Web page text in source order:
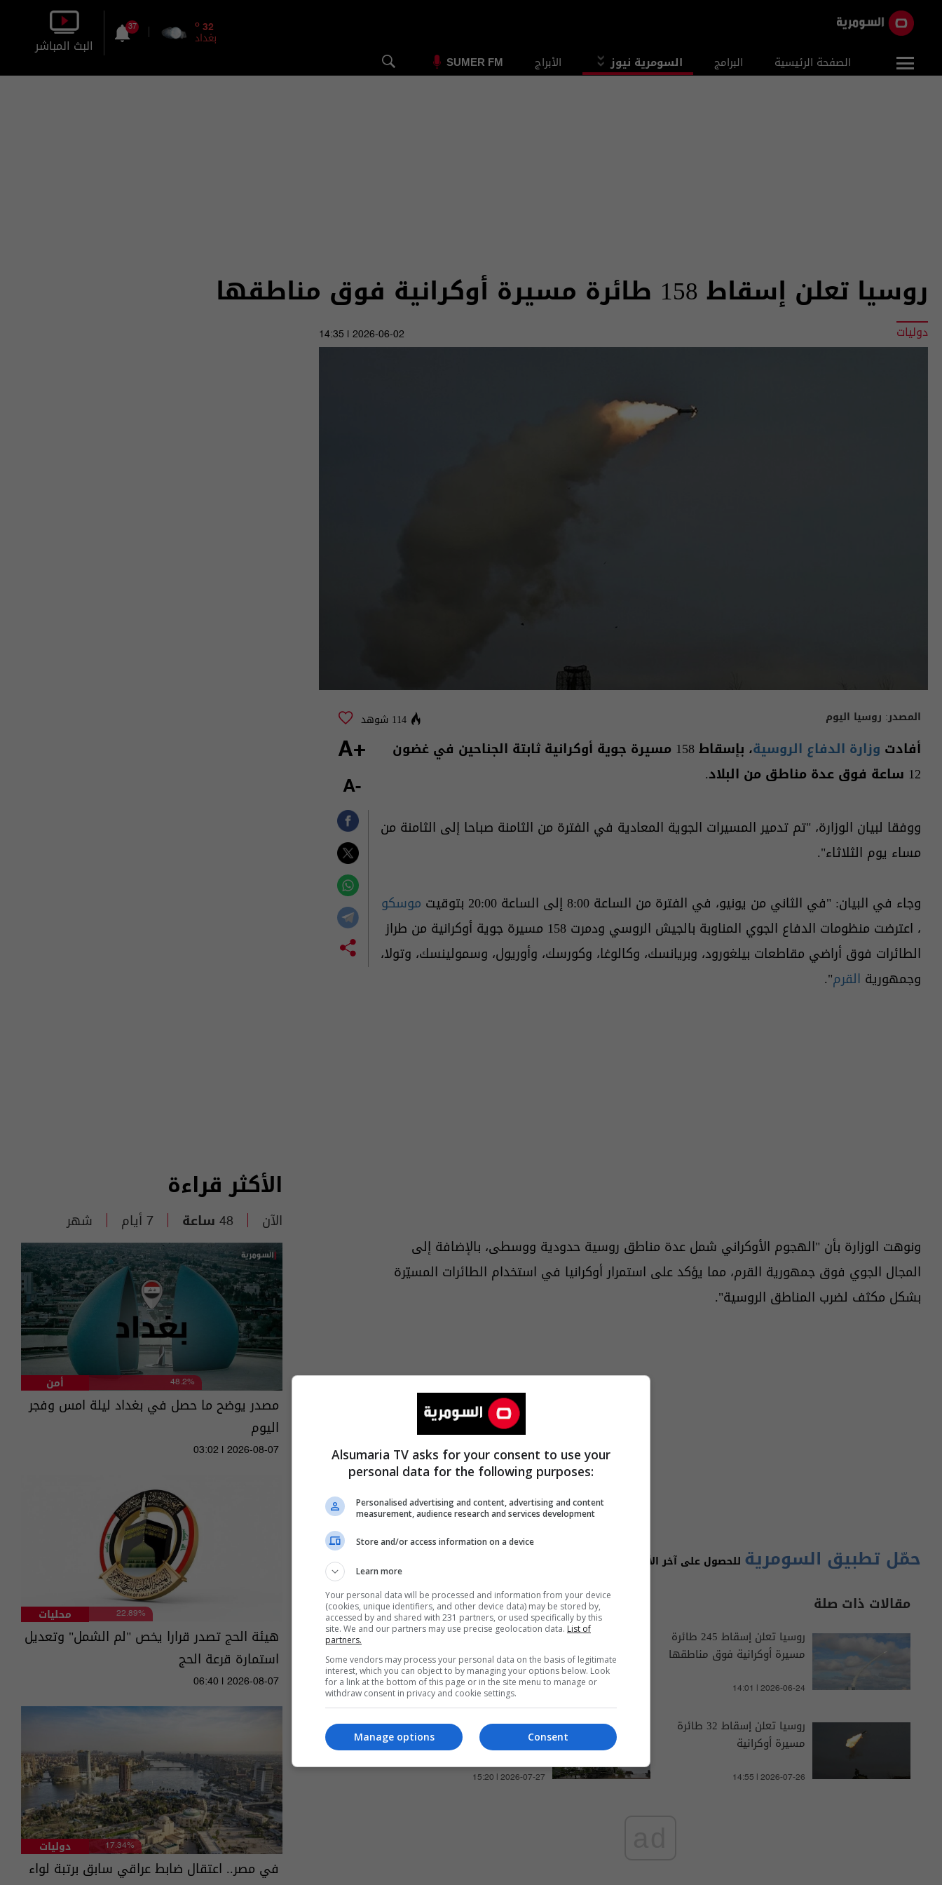
الصفحة الرئيسية البرامج السومرية نيوز الأبراج SUMER FM
32
o
بغداد
37
البث المباشر
روسيا تعلن إسقاط 158 طائرة مسيرة أوكرانية فوق مناطقها
دوليات 2026-06-02 | 14:35
المصدر: روسيا اليوم 114 شوهد
أفادت وزارة الدفاع الروسية
، بإسقاط 158 مسيرة جوية أوكرانية ثابتة الجناحين في غضون
12 ساعة فوق عدة مناطق من البلاد.
ووفقا لبيان الوزارة، "تم تدمير المسيرات الجوية المعادية في الفترة من الثامنة صباحا إلى الثامنة من
مساء يوم الثلاثاء".
وجاء في البيان: "في الثاني من يونيو، في الفترة من الساعة 8:00 إلى الساعة 20:00 بتوقيت
موسكو
، اعترضت منظومات الدفاع الجوي المناوبة بالجيش الروسي ودمرت 158 مسيرة جوية أوكرانية من طراز
الطائرات فوق أراضي مقاطعات بيلغورود، وبريانسك، وكالوغا، وكورسك، وأوريول، وسمولينسك، وتولا،
وجمهورية القرم".
ونوهت الوزارة بأن "الهجوم الأوكراني شمل عدة مناطق روسية حدودية ووسطى، بالإضافة إلى
المجال الجوي فوق جمهورية القرم، مما يؤكد على استمرار أوكرانيا في استخدام الطائرات المسيّرة
بشكل مكثف لضرب المناطق الروسية".
حمّل تطبيق السومرية للحصول على آخر الأخبار والتغطيات الخاصة
مقالات ذات صلة
روسيا تعلن إسقاط 245 طائرة
مسيرة أوكرانية فوق مناطقها
14:01 | 2026-06-24
روسيا تعلن تدمير 220 طائرة
مسيرة أوكرانية فوق مناطقها
14:28 | 2026-07-12
روسيا تعلن إسقاط 32 طائرة
مسيرة أوكرانية
14:55 | 2026-07-26
روسيا تعلن إسقاط 182 "مسيرة
أوكرانية" فوق أراضيها
15:20 | 2026-07-27
+A
-A
الأكثر قراءة
الآن 48 ساعة 7 أيام شهر
أمن 48.2%
مصدر يوضح ما حصل في بغداد ليلة امس وفجر
اليوم
03:02 | 2026-08-07
محليات 22.89%
هيئة الحج تصدر قرارا يخص "لم الشمل" وتعديل
استمارة قرعة الحج
06:40 | 2026-08-07
دوليات 17.34%
في مصر.. اعتقال ضابط عراقي سابق برتبة لواء
Alsumaria TV asks for your consent to use your
personal data for the following purposes:
Personalised advertising and content, advertising and content
measurement, audience research and services development
Store and/or access information on a device
Learn more
Your personal data will be processed and information from your device
(cookies, unique identifiers, and other device data) may be stored by,
accessed by and shared with 231 partners, or used specifically by this
site. We and our partners may use precise geolocation data. List of
partners.
Some vendors may process your personal data on the basis of legitimate
interest, which you can object to by managing your options below. Look
for a link at the bottom of this page or in the site menu to manage or
withdraw consent in privacy and cookie settings.
Consent
Manage options